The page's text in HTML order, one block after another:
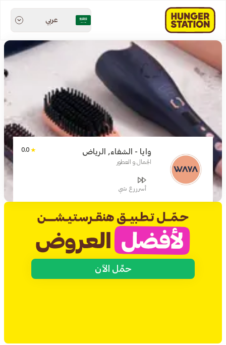
عربي
وايا - الشفاء, الرياض
الجمال و العطور
0.0
أسرررع شي
حمِّل الآن